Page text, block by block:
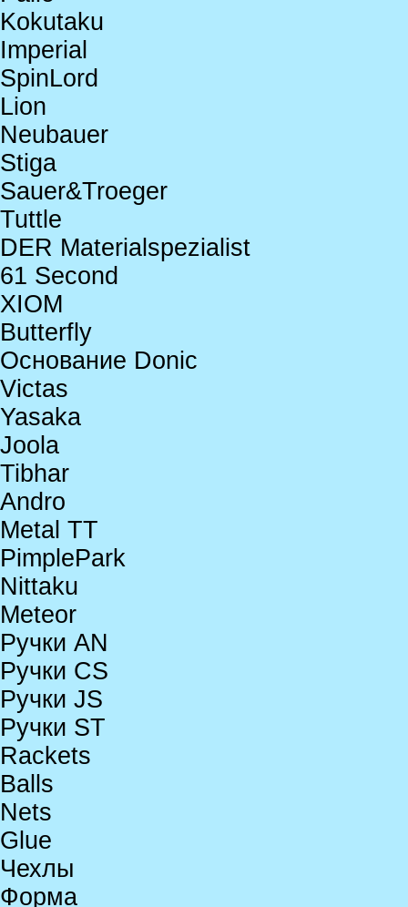
Kokutaku
Imperial
SpinLord
Lion
Neubauer
Stiga
Sauer&Troeger
Tuttle
DER Materialspezialist
61 Second
XIOM
Butterfly
Основание Donic
Victas
Yasaka
Joola
Tibhar
Andro
Metal TT
PimplePark
Nittaku
Meteor
Ручки AN
Ручки CS
Ручки JS
Ручки ST
Rackets
Balls
Nets
Glue
Чехлы
Форма